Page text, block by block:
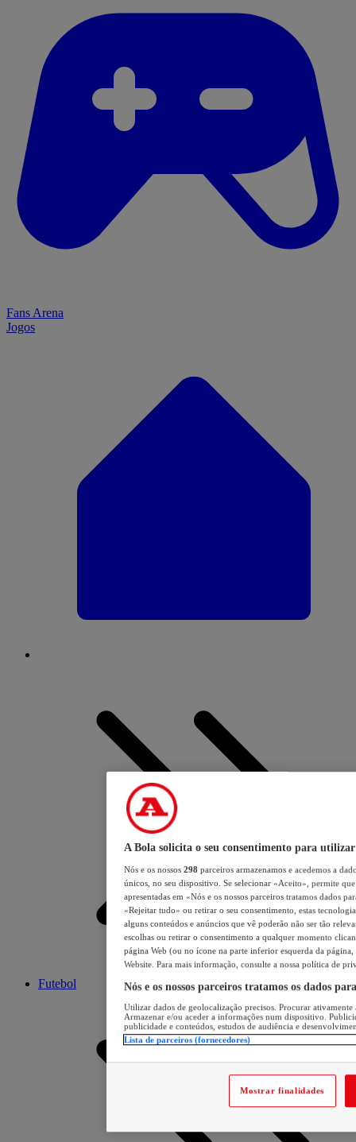
Fans Arena
Jogos
Futebol
A Bola solicita o seu consentimento para utilizar
Nós e os nossos 298 parceiros armazenamos e acedemos a
únicos, no seu dispositivo. Se selecionar «Aceito», permite
apresentadas em «Nós e os nossos parceiros tratamos dados
«Rejeitar tudo» ou retirar o seu consentimento, estas
alguns conteúdos e anúncios que vê poderão não ser tão
escolhas ou retirar o consentimento a qualquer momento
página Web (ou no ícone na parte inferior esquerda da página,
Website. Para mais informação, consulte a nossa política de
Nós e os nossos parceiros tratamos os dados
Utilizar dados de geolocalização precisos. Procurar
Armazenar e/ou aceder a informações num dispositivo.
publicidade e conteúdos, estudos de audiência e
Lista de parceiros (fornecedores)
Mostrar finalidades